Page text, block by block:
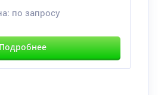
по запросу